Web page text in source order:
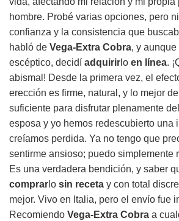
hombre. Probé varias opciones, pero
confianza y la consistencia que
habló de Vega-Extra Cobra, y
escéptico, decidí adquirir lo en línea.
abismal! Desde la primera vez, el
erección es firme, natural, y lo mejor
suficiente para disfrutar plenamente
esposa y yo hemos redescubierto una
creíamos perdida. Ya no tengo que
sentirme ansioso; puedo simplemente
Es una verdadera bendición, y saber
comprar lo sin receta y con total
mejor. Vivo en Italia, pero el envío fue
Recomiendo Vega-Extra Cobra a